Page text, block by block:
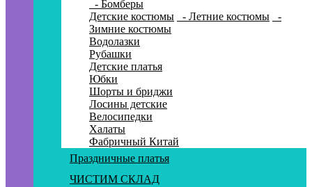
- Бомберы
Детские костюмы
- Летние костюмы
-
Зимние костюмы
Водолазки
Рубашки
Детские платья
Юбки
Шорты и бриджи
Лосины детские
Велосипедки
Халаты
Фабричный Китай
Праздничные платья
ЧИСТИМ СКЛАД